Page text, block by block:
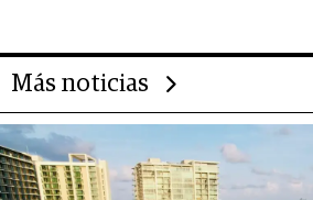
Más noticias